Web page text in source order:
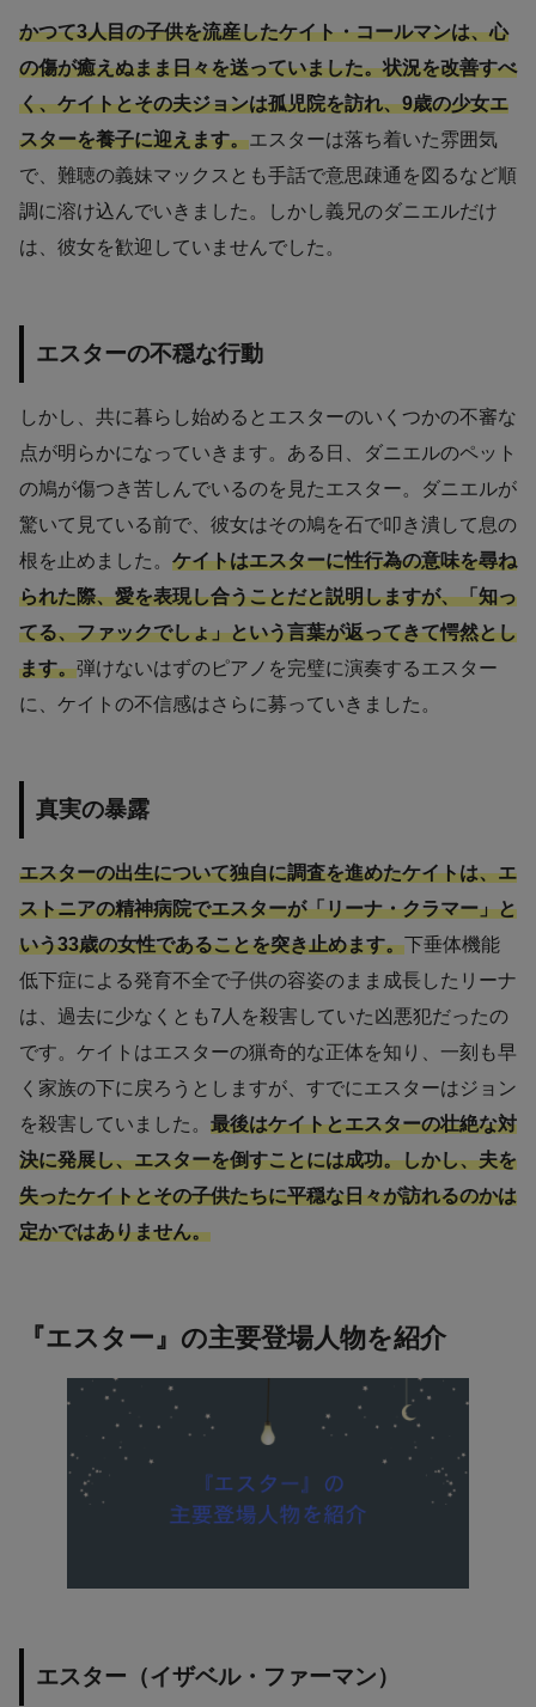
かつて3人目の子供を流産したケイト・コールマンは、心
の傷が癒えぬまま日々を送っていました。状況を改善すべ
く、ケイトとその夫ジョンは孤児院を訪れ、9歳の少女エ
スターを養子に迎えます。エスターは落ち着いた雰囲気
で、難聴の義妹マックスとも手話で意思疎通を図るなど順
調に溶け込んでいきました。しかし義兄のダニエルだけ
は、彼女を歓迎していませんでした。
エスターの不穏な行動
しかし、共に暮らし始めるとエスターのいくつかの不審な
点が明らかになっていきます。ある日、ダニエルのペット
の鳩が傷つき苦しんでいるのを見たエスター。ダニエルが
驚いて見ている前で、彼女はその鳩を石で叩き潰して息の
根を止めました。 ケイトはエスターに性行為の意味を尋ね
られた際、愛を表現し合うことだと説明しますが、「知っ
てる、ファックでしょ」という言葉が返ってきて愕然とし
ます。弾けないはずのピアノを完璧に演奏するエスター
に、ケイトの不信感はさらに募っていきました。
真実の暴露
エスターの出生について独自に調査を進めたケイトは、エ
ストニアの精神病院でエスターが「リーナ・クラマー」と
いう33歳の女性であることを突き止めます。下垂体機能
低下症による発育不全で子供の容姿のまま成長したリーナ
は、過去に少なくとも7人を殺害していた凶悪犯だったの
です。ケイトはエスターの猟奇的な正体を知り、一刻も早
く家族の下に戻ろうとしますが、すでにエスターはジョン
を殺害していました。 最後はケイトとエスターの壮絶な対
決に発展し、エスターを倒すことには成功。しかし、夫を
失ったケイトとその子供たちに平穏な日々が訪れるのかは
定かではありません。
『エスター』の主要登場人物を紹介
エスター（イザベル・ファーマン）